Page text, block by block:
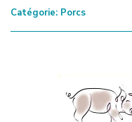
Catégorie: Porcs